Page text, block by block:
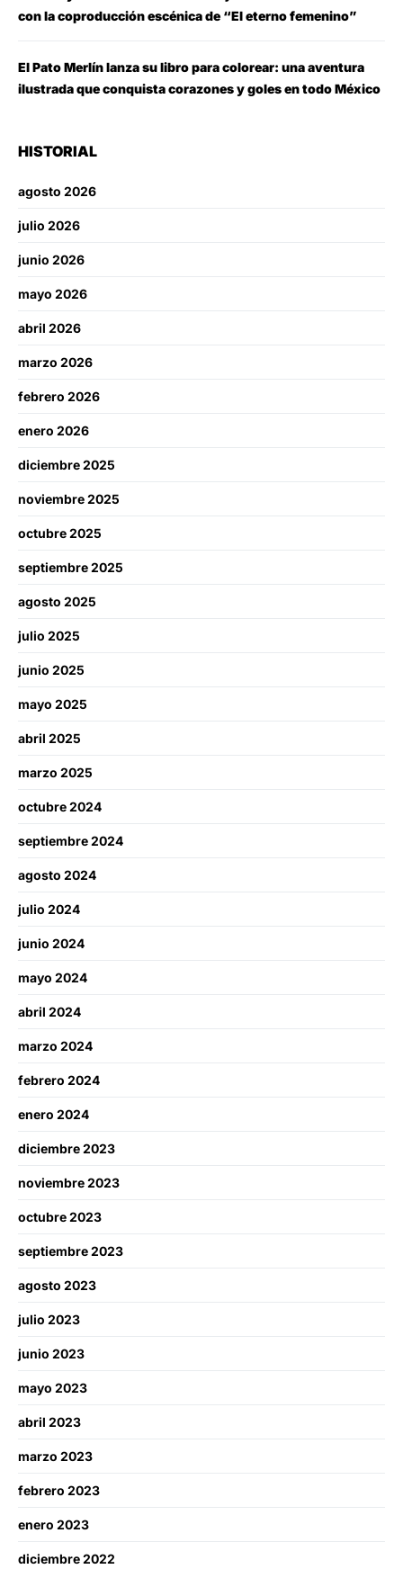
con la coproducción escénica de “El eterno femenino”
El Pato Merlín lanza su libro para colorear: una aventura
ilustrada que conquista corazones y goles en todo México
HISTORIAL
agosto 2026
julio 2026
junio 2026
mayo 2026
abril 2026
marzo 2026
febrero 2026
enero 2026
diciembre 2025
noviembre 2025
octubre 2025
septiembre 2025
agosto 2025
julio 2025
junio 2025
mayo 2025
abril 2025
marzo 2025
octubre 2024
septiembre 2024
agosto 2024
julio 2024
junio 2024
mayo 2024
abril 2024
marzo 2024
febrero 2024
enero 2024
diciembre 2023
noviembre 2023
octubre 2023
septiembre 2023
agosto 2023
julio 2023
junio 2023
mayo 2023
abril 2023
marzo 2023
febrero 2023
enero 2023
diciembre 2022